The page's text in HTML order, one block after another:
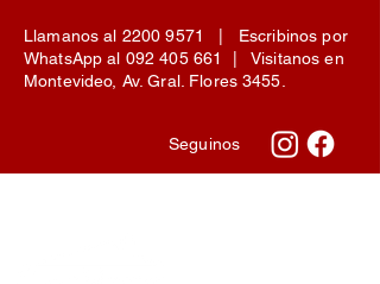
Llamanos al 2200 9571
| Escribinos por
WhatsApp al 092 405 661
| Visitanos en
Montevideo, Av. Gral. Flores 3455.
Seguinos